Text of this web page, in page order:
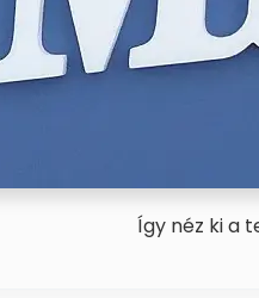
Így néz ki a